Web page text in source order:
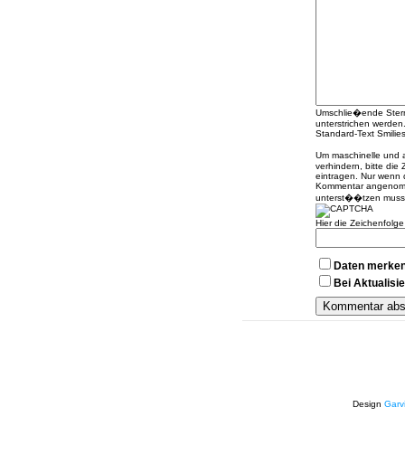
Umschlie�ende
unterstrichen werden.
Standard-Text
Um maschinelle
verhindern, bitte die
eintragen. Nur wenn
Kommentar
unterst��tzen muss
Hier die
Daten
Bei
Design